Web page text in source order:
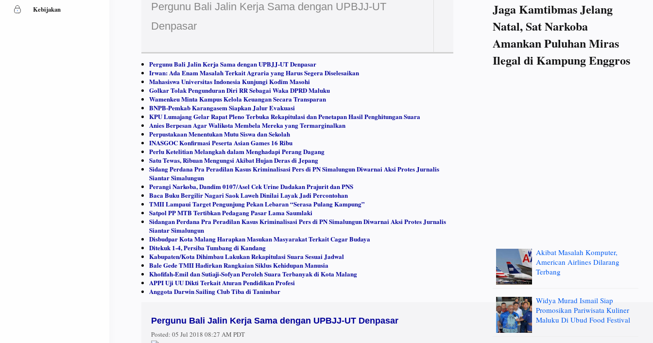
Pergunu Bali Jalin Kerja Sama dengan UPBJJ-UT
Denpasar
Pergunu Bali Jalin Kerja Sama dengan UPBJJ-UT Denpasar
Irwan: Ada Enam Masalah Terkait Agraria yang Harus Segera Diselesaikan
Mahasiswa Universitas Indonesia Kunjungi Kodim Masohi
Golkar Tolak Pengunduran Diri RR Sebagai Waka DPRD Maluku
Wamenkeu Minta Kampus Kelola Keuangan Secara Transparan
BNPB-Pemkab Karangasem Siapkan Jalur Evakuasi
KPU Lumajang Gelar Rapat Pleno Terbuka Rekapitulasi dan Penetapan Hasil Penghitungan Suara
Anies Berpesan Agar Walikota Membela Mereka yang Termarginalkan
Perpustakaan Menentukan Mutu Siswa dan Sekolah
INASGOC Konfirmasi Peserta Asian Games 16 Ribu
Perlu Ketelitian Melangkah dalam Menghadapi Perang Dagang
Satu Tewas, Ribuan Mengungsi Akibat Hujan Deras di Jepang
Sidang Perdana Pra Peradilan Kasus Kriminalisasi Pers di PN Simalungun Diwarnai Aksi Protes Jurnalis
Siantar Simalungun
Perangi Narkoba, Dandim 0107/Asel Cek Urine Dadakan Prajurit dan PNS
Baca Buku Bergilir Nagari Saok Laweh Dinilai Layak Jadi Percontohan
TMII Lampaui Target Pengunjung Pekan Lebaran “Serasa Pulang Kampung”
Satpol PP MTB Tertibkan Pedagang Pasar Lama Saumlaki
Sidangan Perdana Pra Peradilan Kasus Kriminalisasi Pers di PN Simalungun Diwarnai Aksi Protes Jurnalis
Siantar Simalungun
Disbudpar Kota Malang Harapkan Masukan Masyarakat Terkait Cagar Budaya
Ditekuk 1-4, Persiba Tumbang di Kandang
Kabupaten/Kota Dihimbau Lakukan Rekapitulasi Suara Sesuai Jadwal
Bale Gede TMII Hadirkan Rangkaian Siklus Kehidupan Manusia
Khofifah-Emil dan Sutiaji-Sofyan Peroleh Suara Terbanyak di Kota Malang
APPI Uji UU Dikti Terkait Aturan Pendidikan Profesi
Anggota Darwin Sailing Club Tiba di Tanimbar
Pergunu Bali Jalin Kerja Sama dengan UPBJJ-UT Denpasar
Posted: 05 Jul 2018 08:27 AM PDT
Jaga Kamtibmas Jelang
Natal, Sat Narkoba
Amankan Puluhan Miras
Ilegal di Kampung Enggros
Akibat Masalah Komputer,
American Airlines Dilarang
Terbang
Widya Murad Ismail Siap
Promosikan Pariwisata Kuliner
Maluku Di Ubud Food Festival
Kebijakan